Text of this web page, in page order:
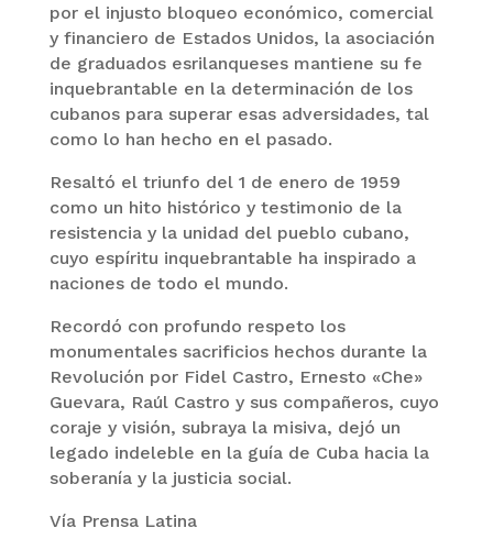
por el injusto bloqueo económico, comercial
y financiero de Estados Unidos, la asociación
de graduados esrilanqueses mantiene su fe
inquebrantable en la determinación de los
cubanos para superar esas adversidades, tal
como lo han hecho en el pasado.
Resaltó el triunfo del 1 de enero de 1959
como un hito histórico y testimonio de la
resistencia y la unidad del pueblo cubano,
cuyo espíritu inquebrantable ha inspirado a
naciones de todo el mundo.
Recordó con profundo respeto los
monumentales sacrificios hechos durante la
Revolución por Fidel Castro, Ernesto «Che»
Guevara, Raúl Castro y sus compañeros, cuyo
coraje y visión, subraya la misiva, dejó un
legado indeleble en la guía de Cuba hacia la
soberanía y la justicia social.
Vía Prensa Latina